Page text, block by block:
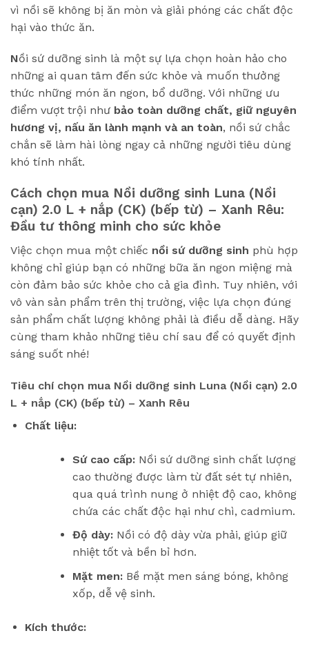
vì nồi sẽ không bị ăn mòn và giải phóng các chất độc
hại vào thức ăn.
Nồi sứ dưỡng sinh là một sự lựa chọn hoàn hảo cho
những ai quan tâm đến sức khỏe và muốn thưởng
thức những món ăn ngon, bổ dưỡng. Với những ưu
điểm vượt trội như bảo toàn dưỡng chất, giữ nguyên
hương vị, nấu ăn lành mạnh và an toàn, nồi sứ chắc
chắn sẽ làm hài lòng ngay cả những người tiêu dùng
khó tính nhất.
Cách chọn mua Nồi dưỡng sinh Luna (Nồi
cạn) 2.0 L + nắp (CK) (bếp từ) – Xanh Rêu:
Đầu tư thông minh cho sức khỏe
Việc chọn mua một chiếc nồi sứ dưỡng sinh phù hợp
không chỉ giúp bạn có những bữa ăn ngon miệng mà
còn đảm bảo sức khỏe cho cả gia đình. Tuy nhiên, với
vô vàn sản phẩm trên thị trường, việc lựa chọn đúng
sản phẩm chất lượng không phải là điều dễ dàng. Hãy
cùng tham khảo những tiêu chí sau để có quyết định
sáng suốt nhé!
Tiêu chí chọn mua Nồi dưỡng sinh Luna (Nồi cạn) 2.0
L + nắp (CK) (bếp từ) – Xanh Rêu
Chất liệu:
Sứ cao cấp:Nồi sứ dưỡng sinh chất lượng
cao thường được làm từ đất sét tự nhiên,
qua quá trình nung ở nhiệt độ cao, không
chứa các chất độc hại như chì, cadmium.
Độ dày:Nồi có độ dày vừa phải, giúp giữ
nhiệt tốt và bền bỉ hơn.
Mặt men:Bề mặt men sáng bóng, không
xốp, dễ vệ sinh.
Kích thước: